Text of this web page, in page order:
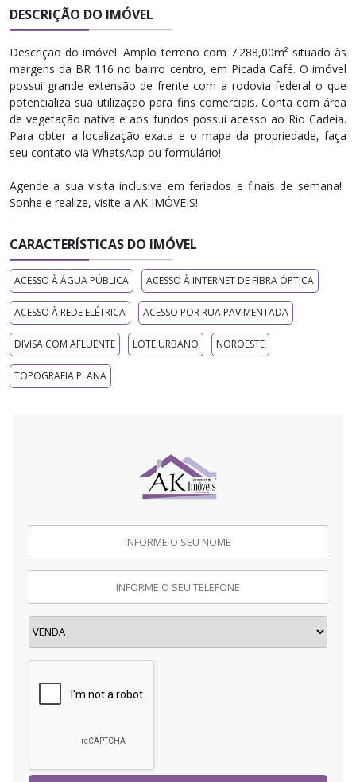
DESCRIÇÃO DO IMÓVEL
Descrição do imóvel: Amplo terreno com 7.288,00m² situado às
margens da BR 116 no bairro centro, em Picada Café. O imóvel
possui grande extensão de frente com a rodovia federal o que
potencializa sua utilização para fins comerciais. Conta com área
de vegetação nativa e aos fundos possui acesso ao Rio Cadeia.
Para obter a localização exata e o mapa da propriedade, faça
seu contato via WhatsApp ou formulário!
Agende a sua visita inclusive em feriados e finais de semana! ​
Sonhe e realize, visite a AK IMÓVEIS!
CARACTERÍSTICAS DO IMÓVEL
ACESSO À ÁGUA PÚBLICA ACESSO À INTERNET DE FIBRA ÓPTICA
ACESSO À REDE ELÉTRICA ACESSO POR RUA PAVIMENTADA
DIVISA COM AFLUENTE LOTE URBANO NOROESTE
TOPOGRAFIA PLANA